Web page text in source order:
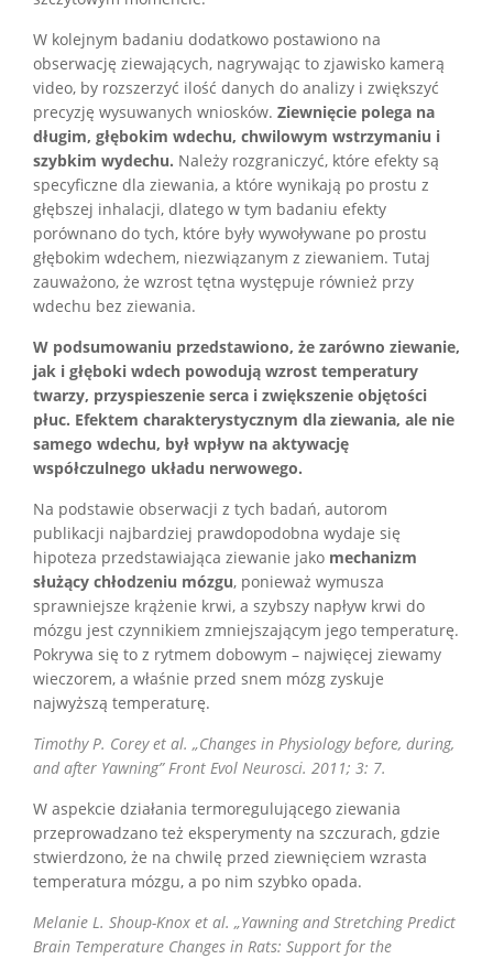
W kolejnym badaniu dodatkowo postawiono na
obserwację ziewających, nagrywając to zjawisko kamerą
video, by rozszerzyć ilość danych do analizy i zwiększyć
precyzję wysuwanych wniosków. Ziewnięcie polega na
długim, głębokim wdechu, chwilowym wstrzymaniu i
szybkim wydechu. Należy rozgraniczyć, które efekty są
specyficzne dla ziewania, a które wynikają po prostu z
głębszej inhalacji, dlatego w tym badaniu efekty
porównano do tych, które były wywoływane po prostu
głębokim wdechem, niezwiązanym z ziewaniem. Tutaj
zauważono, że wzrost tętna występuje również przy
wdechu bez ziewania.
W podsumowaniu przedstawiono, że zarówno ziewanie,
jak i głęboki wdech powodują wzrost temperatury
twarzy, przyspieszenie serca i zwiększenie objętości
płuc. Efektem charakterystycznym dla ziewania, ale nie
samego wdechu, był wpływ na aktywację
współczulnego układu nerwowego.
Na podstawie obserwacji z tych badań, autorom
publikacji najbardziej prawdopodobna wydaje się
hipoteza przedstawiająca ziewanie jako mechanizm
służący chłodzeniu mózgu, ponieważ wymusza
sprawniejsze krążenie krwi, a szybszy napływ krwi do
mózgu jest czynnikiem zmniejszającym jego temperaturę.
Pokrywa się to z rytmem dobowym – najwięcej ziewamy
wieczorem, a właśnie przed snem mózg zyskuje
najwyższą temperaturę.
Timothy P. Corey et al. „Changes in Physiology before, during,
and after Yawning” Front Evol Neurosci. 2011; 3: 7.
W aspekcie działania termoregulującego ziewania
przeprowadzano też eksperymenty na szczurach, gdzie
stwierdzono, że na chwilę przed ziewnięciem wzrasta
temperatura mózgu, a po nim szybko opada.
Melanie L. Shoup-Knox et al. „Yawning and Stretching Predict
Brain Temperature Changes in Rats: Support for the